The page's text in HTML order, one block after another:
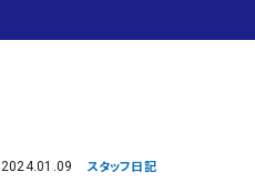
2024.01.09 スタッフ日記